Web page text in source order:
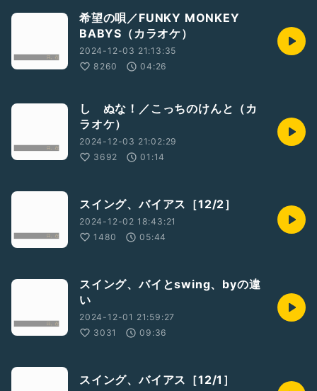
希望の唄／FUNKY MONKEY
BABYS（カラオケ）
2024-12-03 21:13:35
8260
04:26
し ぬな！／こっちのけんと（カ
ラオケ）
2024-12-03 21:02:29
3692
01:14
スイング、バイアス［12/2］
2024-12-02 18:43:21
1480
05:44
スイング、バイとswing、byの違
い
2024-12-01 21:59:27
3031
09:36
スイング、バイアス［12/1］